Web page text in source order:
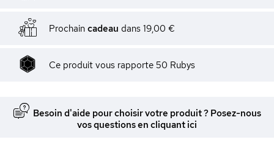
Prochain cadeau dans 19,00 €
Ce produit vous rapporte 50 Rubys
Besoin d'aide pour choisir votre produit ? Posez-nous
vos questions en cliquant ici